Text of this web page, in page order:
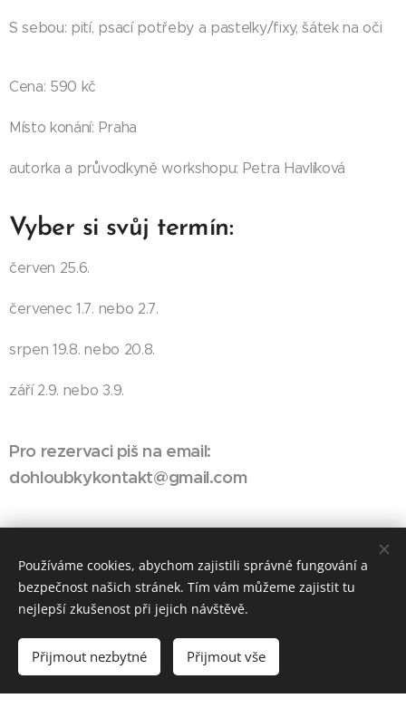
S sebou: pití, psací potřeby a pastelky/fixy, šátek na oči
Cena: 590 kč
Místo konání: Praha
autorka a průvodkyně workshopu: Petra Havlíková
Vyber si svůj termín:
červen 25.6.
červenec 1.7. nebo 2.7.
srpen 19.8. nebo 20.8.
září 2.9. nebo 3.9.
Pro rezervaci piš na email:
dohloubkykontakt@gmail.com
Vytvořeno službouWebnode
Používáme cookies, abychom zajistili správné fungování a
bezpečnost našich stránek. Tím vám můžeme zajistit tu
nejlepší zkušenost při jejich návštěvě.
Přijmout nezbytné Přijmout vše